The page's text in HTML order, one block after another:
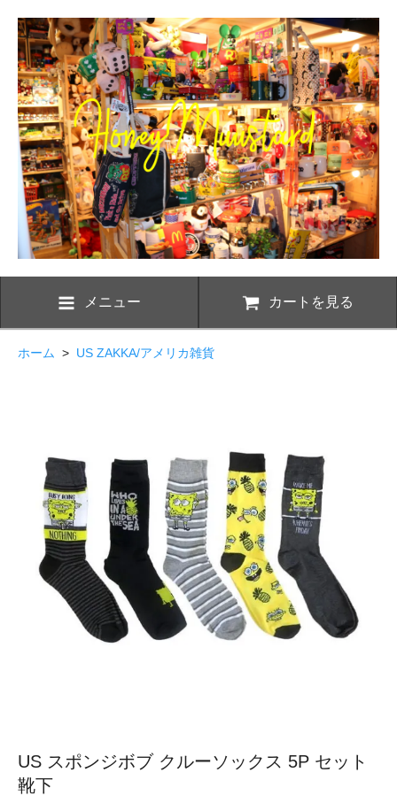
メニュー カートを見る
ホーム > US ZAKKA/アメリカ雑貨
US スポンジボブ クルーソックス 5P セット
靴下